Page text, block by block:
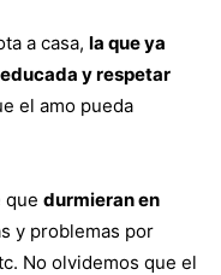
a casa, la que ya
y respetar
el amo pueda
que durmieran en
y problemas por
No olvidemos que el